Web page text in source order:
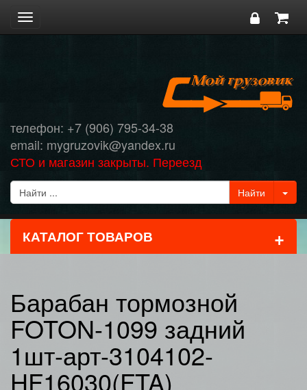
Toggle
navigation
телефон: +7 (906) 795-34-38
email: mygruzovik@yandex.ru
СТО и магазин закрыты. Переезд
КАТАЛОГ ТОВАРОВ +
Барабан тормозной
FOTON-1099 задний
1шт-арт-3104102-
HF16030(FTA)